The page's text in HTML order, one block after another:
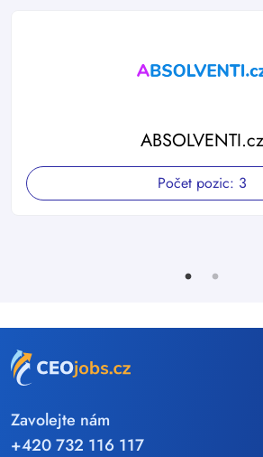
ABSOLVENTI.cz
Počet pozic: 3
Zavolejte nám
+420 732 116 117